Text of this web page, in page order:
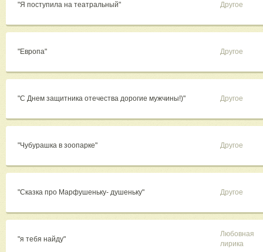
"Я поступила на театральный" Другое
"Европа" Другое
"С Днем защитника отечества дорогие мужчины!)" Другое
"Чубурашка в зоопарке" Другое
"Сказка про Марфушеньку- душеньку" Другое
"я тебя найду"
Любовная
лирика